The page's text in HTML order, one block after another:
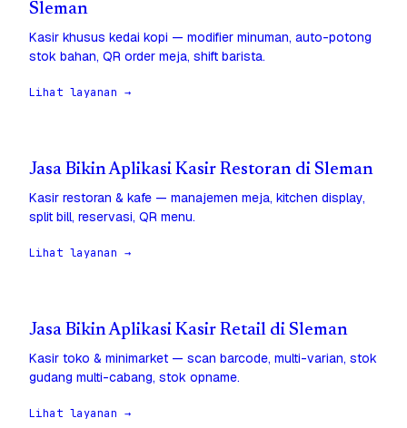
Sleman
Kasir khusus kedai kopi — modifier minuman, auto-potong
stok bahan, QR order meja, shift barista.
Lihat layanan →
Jasa Bikin Aplikasi Kasir Restoran di Sleman
Kasir restoran & kafe — manajemen meja, kitchen display,
split bill, reservasi, QR menu.
Lihat layanan →
Jasa Bikin Aplikasi Kasir Retail di Sleman
Kasir toko & minimarket — scan barcode, multi-varian, stok
gudang multi-cabang, stok opname.
Lihat layanan →